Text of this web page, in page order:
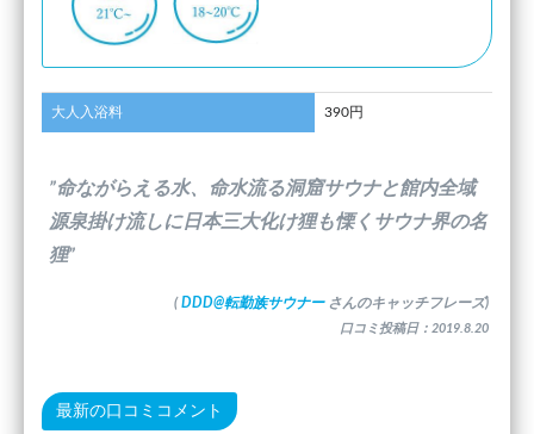
大人入浴料 390円
”命ながらえる水、命水流る洞窟サウナと館内全域
源泉掛け流しに日本三大化け狸も慄くサウナ界の名
狸”
( DDD@転勤族サウナー さんのキャッチフレーズ)
口コミ投稿日：2019.8.20
最新の口コミコメント